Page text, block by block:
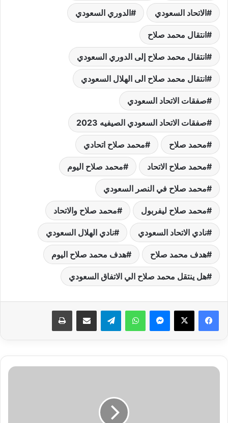
الاتحاد السعودي الدوري السعودي
انتقال محمد صلاح
انتقال محمد صلاح إلى الدوري السعودي
انتقال محمد صلاح الى الهلال السعودي
صفقات الاتحاد السعودي
صفقات الاتحاد السعودي الصيفيه 2023
محمد صلاح محمد صلاح اتحادي
محمد صلاح الاتحاد محمد صلاح اليوم
محمد صلاح في النصر السعودي
محمد صلاح ليفربول محمد صلاح والاتحاد
نادي الاتحاد السعودي نادي الهلال السعودي
هدف محمد صلاح هدف محمد صلاح اليوم
هل ينتقل محمد صلاح الي الاتفاق السعودي
فيسبوك ‫X ماسنجر واتساب تيلقرام مشاركة عبر البريد طباعة
جدول